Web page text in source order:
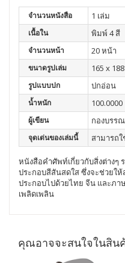
จำนวนหนังสือ 1 เล่ม
เนื้อใน พิมพ์ 4 สี
จำนวนหน้า 20 หน้า
ขนาดรูปเล่ม 165 x
รูปแบบปก ปกอ่อน
น้ำหนัก 100.0000
ผู้เขียน กองบรร
จุดเด่นของเล่มนี้ สามารถ
หนังสือคำศัพท์เกี่ยวกับสิ่งต่างๆ
ประกอบสีสันสดใส ซึ่งจะช่วยใ
ประกอบไปด้วยไทย จีน และภ
เพลิดเพลิน
คุณอาจจะสนใจในสิน